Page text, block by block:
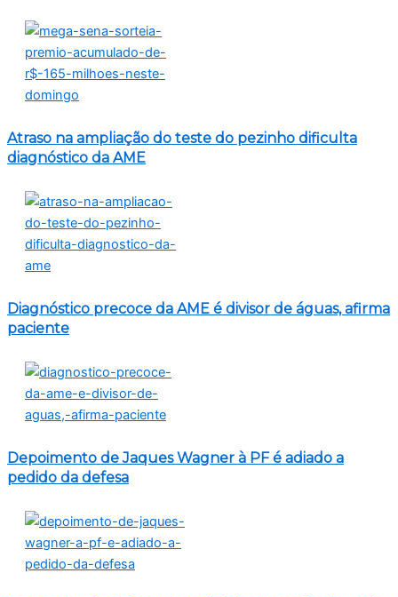
Atraso na ampliação do teste do pezinho dificulta
diagnóstico da AME
Diagnóstico precoce da AME é divisor de águas, afirma
paciente
Depoimento de Jaques Wagner à PF é adiado a
pedido da defesa